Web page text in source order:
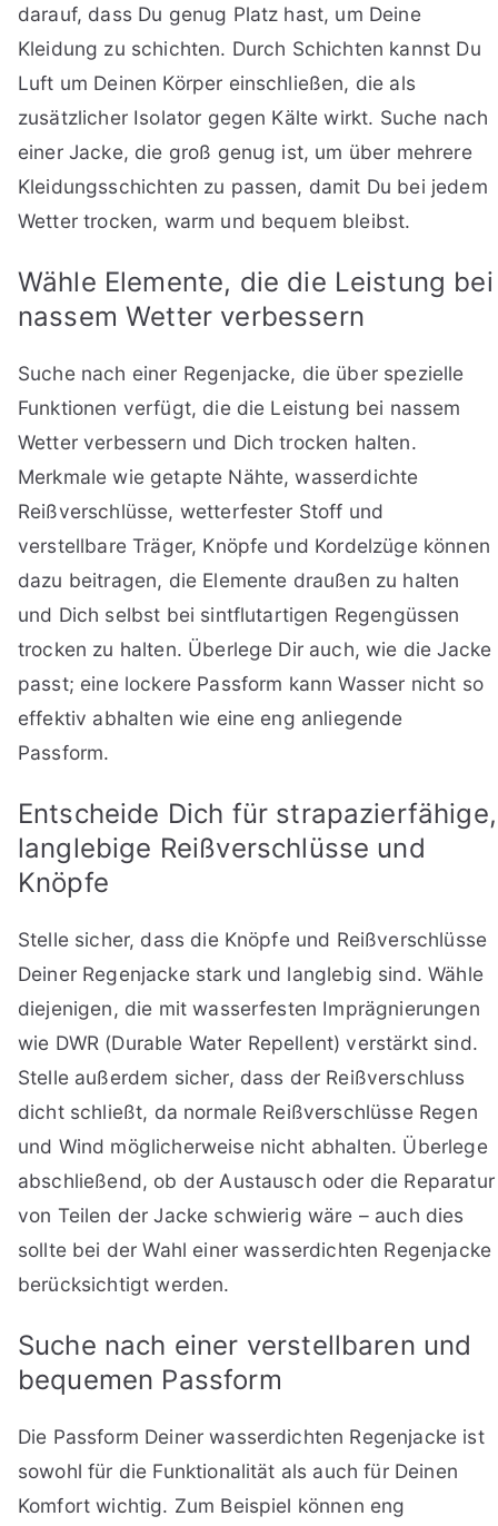
darauf, dass Du genug Platz hast, um Deine
Kleidung zu schichten. Durch Schichten kannst Du
Luft um Deinen Körper einschließen, die als
zusätzlicher Isolator gegen Kälte wirkt. Suche nach
einer Jacke, die groß genug ist, um über mehrere
Kleidungsschichten zu passen, damit Du bei jedem
Wetter trocken, warm und bequem bleibst.
Wähle Elemente, die die Leistung bei
nassem Wetter verbessern
Suche nach einer Regenjacke, die über spezielle
Funktionen verfügt, die die Leistung bei nassem
Wetter verbessern und Dich trocken halten.
Merkmale wie getapte Nähte, wasserdichte
Reißverschlüsse, wetterfester Stoff und
verstellbare Träger, Knöpfe und Kordelzüge können
dazu beitragen, die Elemente draußen zu halten
und Dich selbst bei sintflutartigen Regengüssen
trocken zu halten. Überlege Dir auch, wie die Jacke
passt; eine lockere Passform kann Wasser nicht so
effektiv abhalten wie eine eng anliegende
Passform.
Entscheide Dich für strapazierfähige,
langlebige Reißverschlüsse und
Knöpfe
Stelle sicher, dass die Knöpfe und Reißverschlüsse
Deiner Regenjacke stark und langlebig sind. Wähle
diejenigen, die mit wasserfesten Imprägnierungen
wie DWR (Durable Water Repellent) verstärkt sind.
Stelle außerdem sicher, dass der Reißverschluss
dicht schließt, da normale Reißverschlüsse Regen
und Wind möglicherweise nicht abhalten. Überlege
abschließend, ob der Austausch oder die Reparatur
von Teilen der Jacke schwierig wäre – auch dies
sollte bei der Wahl einer wasserdichten Regenjacke
berücksichtigt werden.
Suche nach einer verstellbaren und
bequemen Passform
Die Passform Deiner wasserdichten Regenjacke ist
sowohl für die Funktionalität als auch für Deinen
Komfort wichtig. Zum Beispiel können eng